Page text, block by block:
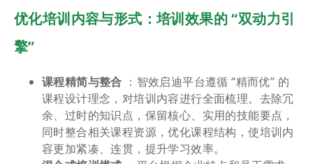
优化培训内容与形式：培训效果的 “双动力引
擎”
课程精简与整合 ：智效启迪平台遵循 “精而优” 的
课程设计理念，对培训内容进行全面梳理。去除冗
余、过时的知识点，保留核心、实用的技能要点，
同时整合相关课程资源，优化课程结构，使培训内
容更加紧凑、连贯，提升学习效率。